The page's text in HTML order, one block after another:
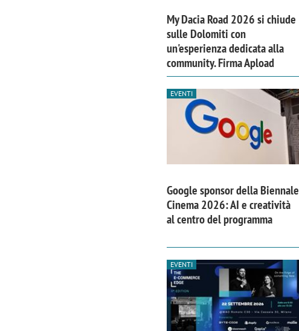
My Dacia Road 2026 si chiude
sulle Dolomiti con
un'esperienza dedicata alla
community. Firma Apload
EVENTI
Google sponsor della Biennale
Cinema 2026: AI e creatività
al centro del programma
EVENTI